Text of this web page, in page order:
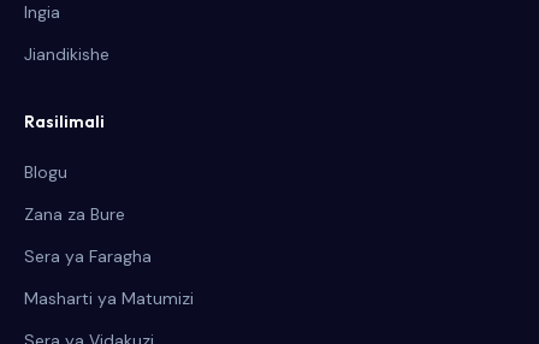
Ingia
Jiandikishe
Rasilimali
Blogu
Zana za Bure
Sera ya Faragha
Masharti ya Matumizi